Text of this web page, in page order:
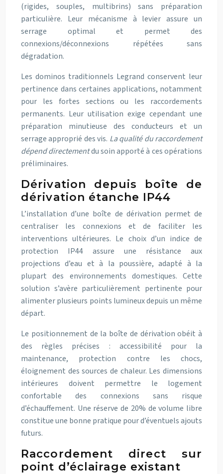
(rigides, souples, multibrins) sans préparation
particulière. Leur mécanisme à levier assure un
serrage optimal et permet des
connexions/déconnexions répétées sans
dégradation.
Les dominos traditionnels Legrand conservent leur
pertinence dans certaines applications, notamment
pour les fortes sections ou les raccordements
permanents. Leur utilisation exige cependant une
préparation minutieuse des conducteurs et un
serrage approprié des vis. La qualité du raccordement
dépend directementdu soin apporté à ces opérations
préliminaires.
Dérivation depuis boîte de
dérivation étanche IP44
L’installation d’une boîte de dérivation permet de
centraliser les connexions et de faciliter les
interventions ultérieures. Le choix d’un indice de
protection IP44 assure une résistance aux
projections d’eau et à la poussière, adapté à la
plupart des environnements domestiques. Cette
solution s’avère particulièrement pertinente pour
alimenter plusieurs points lumineux depuis un même
départ.
Le positionnement de la boîte de dérivation obéit à
des règles précises : accessibilité pour la
maintenance, protection contre les chocs,
éloignement des sources de chaleur. Les dimensions
intérieures doivent permettre le logement
confortable des connexions sans risque
d’échauffement. Une réserve de 20% de volume libre
constitue une bonne pratique pour d’éventuels ajouts
futurs.
Raccordement direct sur
point d’éclairage existant